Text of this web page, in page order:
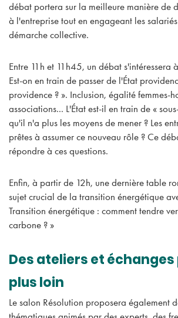
débat portera sur la meilleure manière de
à l'entreprise tout en engageant les
démarche collective.
Entre 11h et 11h45, un débat s'intéressera
Est-on en train de passer de l'État
providence ? ». Inclusion, égalité femmes-
associations... L'État est-il en train de «
qu'il n'a plus les moyens de mener ? Les
prêtes à assumer ce nouveau rôle ? Ce
répondre à ces questions.
Enfin, à partir de 12h, une dernière table
sujet crucial de la transition énergétique
Transition énergétique : comment tendre
carbone ? »
Des ateliers et
plus loin
Le salon Résolution proposera également